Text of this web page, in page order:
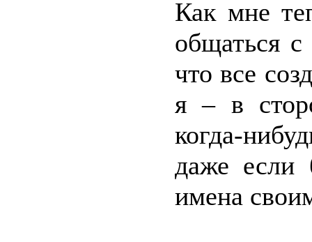
Как мне
общаться
что все
я – в
когда-
даже если
имена